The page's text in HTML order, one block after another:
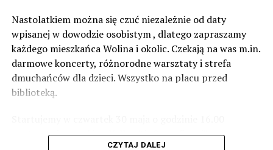
zabezpieczeń. Dopóki nie będzie tych przekroczonych
norm dopuszczalnego hałasu, no to nie możemy nic
zrobić. Tam są odpowiednie normy – 61 i 56 decybeli –
zaznacza.
Foto: Wojciech Basałygo
Nastolatkiem można się czuć niezależnie od daty
wpisanej w dowodzie osobistym , dlatego zapraszamy
każdego mieszkańca Wolina i okolic. Czekają na was m.in.
darmowe koncerty, różnorodne warsztaty i strefa
dmuchańców dla dzieci. Wszystko na placu przed
biblioteką.
występami zespołów „Yellow” i „Specyficzni”.
CZYTAJ DALEJ